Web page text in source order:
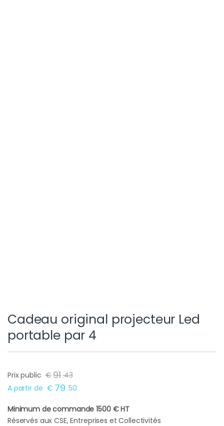
Cadeau original projecteur Led
portable par 4
Prix public €91.43
A partir de € 79 .50
Minimum de commande 1500 € HT
Réservés aux CSE, Entreprises et Collectivités